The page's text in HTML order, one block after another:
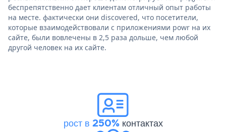
беспрепятственно дает клиентам отличный опыт работы
на месте. фактически они discovered, что посетители,
которые взаимодействовали с приложениями powr на их
сайте, были вовлечены в 2,5 раза дольше, чем любой
другой человек на их сайте.
рост в 250%контактах